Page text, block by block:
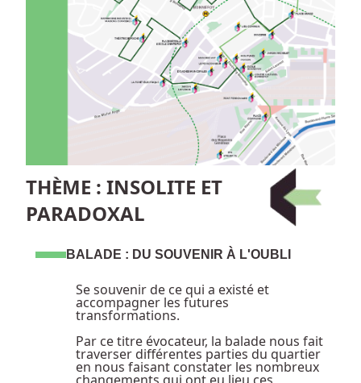
THÈME : INSOLITE ET
PARADOXAL
BALADE : DU SOUVENIR À L'OUBLI
Se souvenir de ce qui a existé et
accompagner les futures
transformations.
Par ce titre évocateur, la balade nous fait
traverser différentes parties du quartier
en nous faisant constater les nombreux